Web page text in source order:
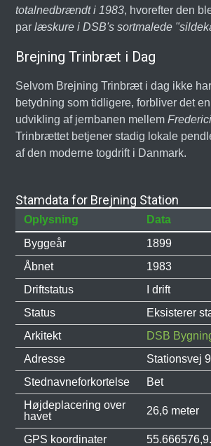
totalnedbrændt i 1983, hvorefter den
parlæskure i DSB's sortmalede
Brejning Trinbræt i Dag
Selvom Brejning Trinbræt i dag ikke
betydning som tidligere, forbliver det
udvikling af jernbanen mellem
Trinbrættet betjener stadig lokale
af den moderne togdrift i Danmark.
Stamdata for Brejning Station
Oplysning
Data
Byggeår
1899
Åbnet
1983
Driftstatus
I drift
Status
Eksisterer
Arkitekt
DSB
Adresse
Stationsvej
Stednavneforkortelse
Bet
Højdeplacering over
havet
26,6 meter
GPS koordinater